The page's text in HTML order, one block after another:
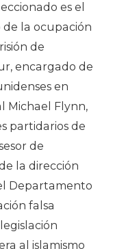
es el
de la ocupación
de
encargado de
en
Michael Flynn,
partidarios de
de
la dirección
Departamento
falsa
al islamismo